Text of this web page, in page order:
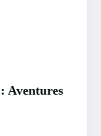
Aventures